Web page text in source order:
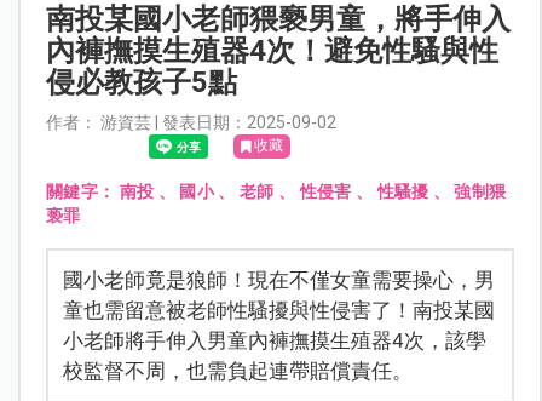
南投某國小老師猥褻男童，將手伸入
內褲撫摸生殖器4次！避免性騷與性
侵必教孩子5點
作者： 游資芸 | 發表日期：2025-09-02
收藏
關鍵字： 南投 、 國小、 老師 、性侵害 、性騷擾 、強制猥
亵罪
國小老師竟是狼師！現在不僅女童需要操心，男
童也需留意被老師性騷擾與性侵害了！南投某國
小老師將手伸入男童內褲撫摸生殖器4次，該學
校監督不周，也需負起連帶賠償責任。